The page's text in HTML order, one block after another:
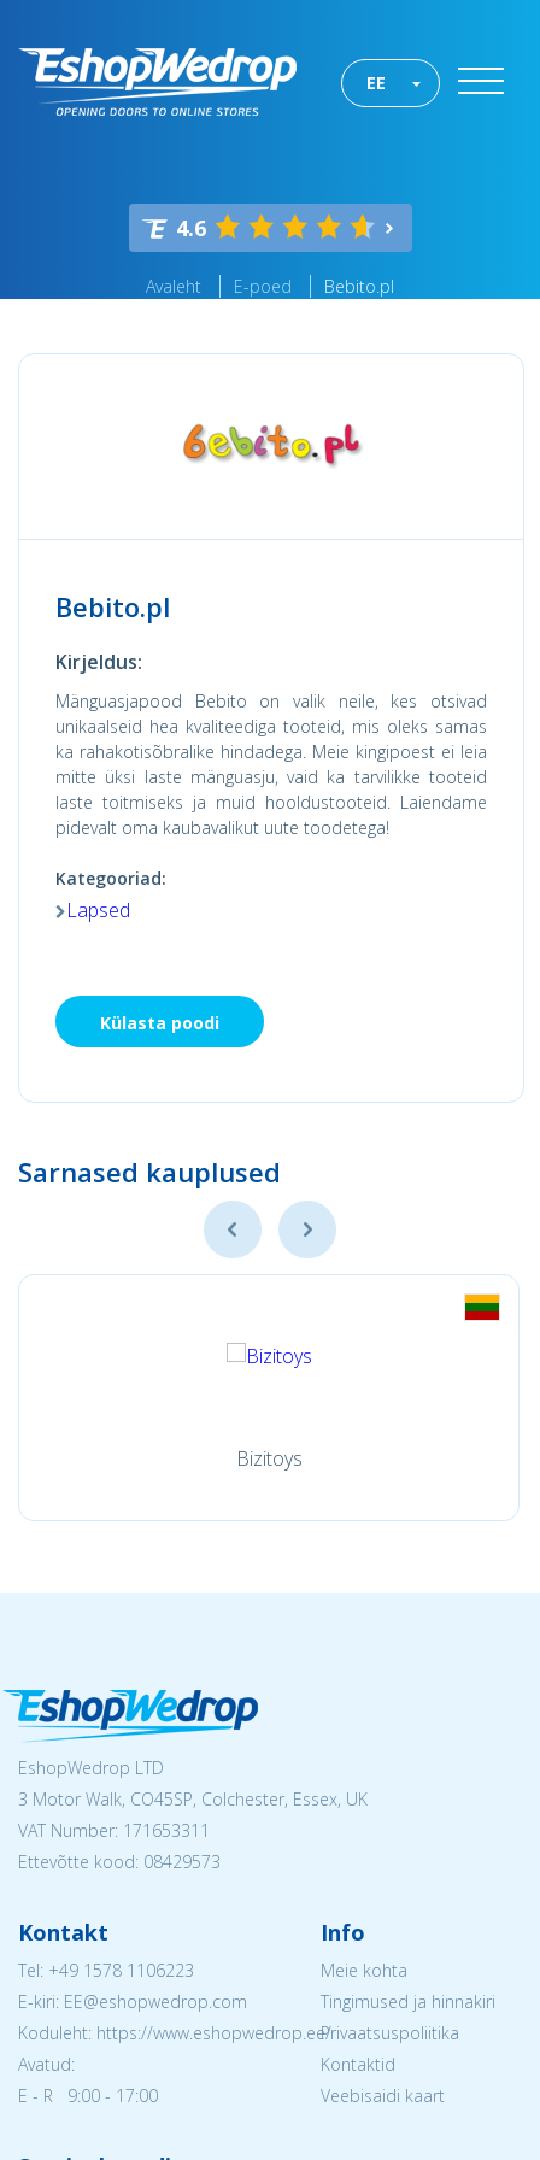
EE
4.6
Avaleht E-poed Bebito.pl
Bebito.pl
Kirjeldus:
Mänguasjapood Bebito on valik neile, kes otsivad
unikaalseid hea kvaliteediga tooteid, mis oleks samas
ka rahakotisõbralike hindadega. Meie kingipoest ei leia
mitte üksi laste mänguasju, vaid ka tarvilikke tooteid
laste toitmiseks ja muid hooldustooteid. Laiendame
pidevalt oma kaubavalikut uute toodetega!
Kategooriad:
Lapsed
Külasta poodi
Sarnased kauplused
Bizitoys
EshopWedrop LTD
3 Motor Walk, CO45SP, Colchester, Essex, UK
VAT Number: 171653311
Ettevõtte kood: 08429573
Kontakt
Tel: +49 1578 1106223
E-kiri: EE@eshopwedrop.com
Koduleht: https://www.eshopwedrop.ee/
Avatud:
E - R 9:00 - 17:00
Info
Meie kohta
Tingimused ja hinnakiri
Privaatsuspoliitika
Kontaktid
Veebisaidi kaart